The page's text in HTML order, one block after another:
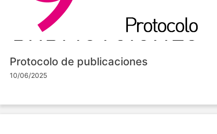
Protocolo de publicaciones
10/06/2025